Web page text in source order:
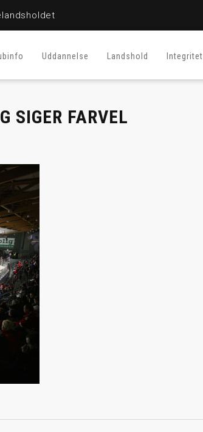
Uddannelse Landshold Integritet
SIGER FARVEL